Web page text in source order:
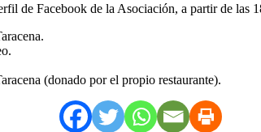
de Facebook de la Asociación, a partir de las
(donado por el propio restaurante).